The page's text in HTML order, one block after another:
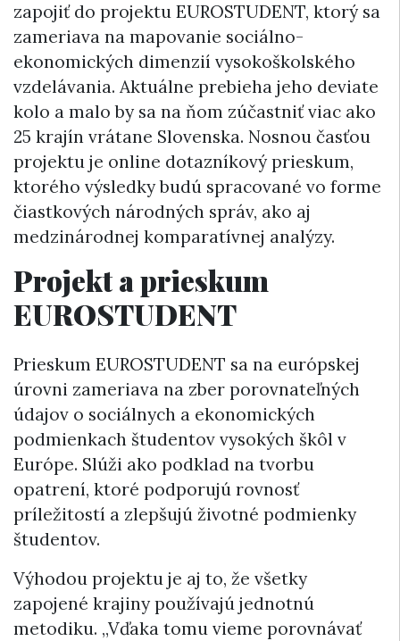
zapojiť do projektu EUROSTUDENT, ktorý sa
zameriava na mapovanie sociálno-
ekonomických dimenzií vysokoškolského
vzdelávania. Aktuálne prebieha jeho deviate
kolo a malo by sa na ňom zúčastniť viac ako
25 krajín vrátane Slovenska. Nosnou časťou
projektu je online dotazníkový prieskum,
ktorého výsledky budú spracované vo forme
čiastkových národných správ, ako aj
medzinárodnej komparatívnej analýzy.
Projekt a prieskum
EUROSTUDENT
Prieskum EUROSTUDENT sa na európskej
úrovni zameriava na zber porovnateľných
údajov o sociálnych a ekonomických
podmienkach študentov vysokých škôl v
Európe. Slúži ako podklad na tvorbu
opatrení, ktoré podporujú rovnosť
príležitostí a zlepšujú životné podmienky
študentov.
Výhodou projektu je aj to, že všetky
zapojené krajiny používajú jednotnú
metodiku. „Vďaka tomu vieme porovnávať